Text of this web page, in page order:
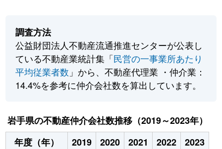
調査方法
公益財団法人不動産流通推進センターが公表し
ている不動産業統計集「民営の一事業所あたり
平均従業者数 」から、不動産代理業 ・仲介業：
14.4%を参考に仲介会社数を算出しています。
岩手県の不動産仲介会社数推移（2019～2023年）
年度（年）
2019 2020 2021 2022
2023